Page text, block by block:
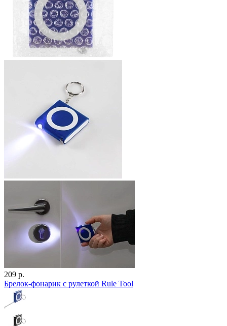
209 р.
Брелок-фонарик с рулеткой Rule Tool